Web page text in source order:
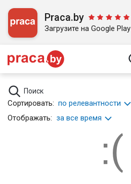
Praca.by
Загрузите на Google Play
Поиск
Сортировать: по релевантности
Отображать: за все время